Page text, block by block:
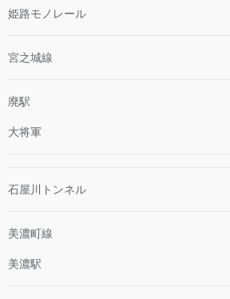
姫路モノレール
宮之城線
廃駅
大将軍
石屋川トンネル
美濃町線
美濃駅